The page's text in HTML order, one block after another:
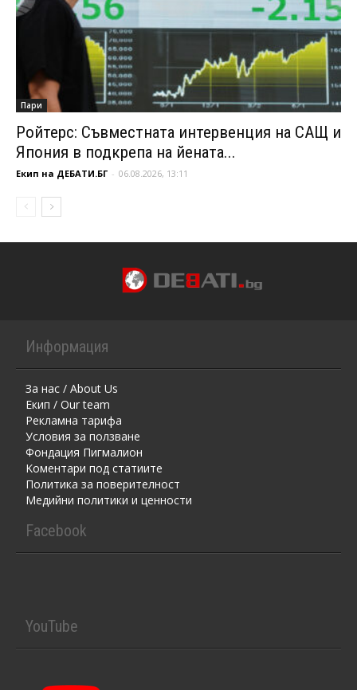
Пари
Ройтерс: Съвместната интервенция на САЩ и
Япония в подкрепа на йената...
Екип на ДЕБАТИ.БГ - 06.08.2026, 13:11
Информация
За нас / About Us
Екип / Our team
Рекламна тарифа
Условия за ползване
Фондация Пигмалион
Kоментaри под статиите
Политика за поверителност
Медийни политики и ценности
Facebook
YouTube